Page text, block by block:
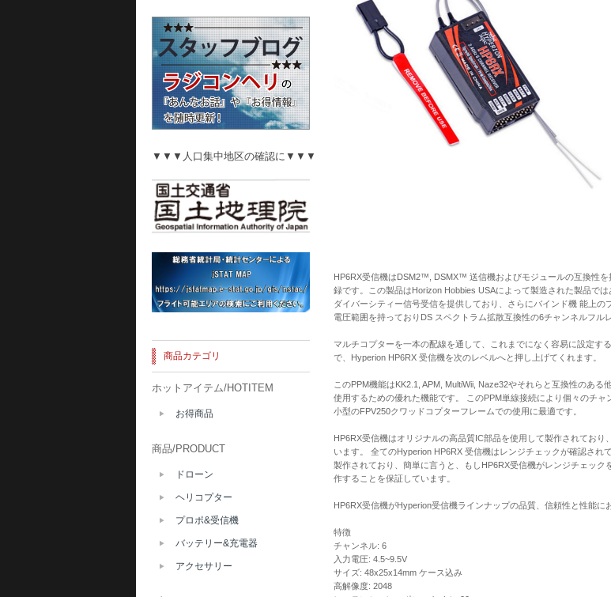
HP6RX受信機はDSM2™, DSMX™ 送信機およびモジュールの互換性
録です。この製品はHorizon Hobbies USAによって製造された製品で
ダイバーシティー信号受信を提供しており、さらにバインド機 能上
電圧範囲を持っておりDS スペクトラム拡散互換性の6チャンネルフル
マルチコプターを一本の配線を通して、これまでになく容易に設定す
で、Hyperion HP6RX 受信機を次のレベルへと押し上げてくれます。
このPPM機能はKK2.1, APM, MultiWii, Naze32やそれらと互換性のあ
使用するための優れた機能です。 このPPM単線接続により個々のチ
小型のFPV250クワッドコプターフレームでの使用に最適です。
HP6RX受信機はオリジナルの高品質IC部品を使用して製作されてお
います。 全てのHyperion HP6RX 受信機はレンジチェックが確認さ
製作されており、簡単に言うと、もしHP6RX受信機がレンジチェッ
作することを保証しています。
HP6RX受信機がHyperion受信機ラインナップの品質、信頼性と性能に
特徴
チャンネル: 6
入力電圧: 4.5~9.5V
サイズ: 48x25x14mm ケース込み
高解像度: 2048
▼▼▼人口集中地区の確認に▼▼▼
商品カテゴリ
ホットアイテム/HOTITEM
お得商品
商品/PRODUCT
ドローン
ヘリコプター
プロポ&受信機
バッテリー&充電器
アクセサリー